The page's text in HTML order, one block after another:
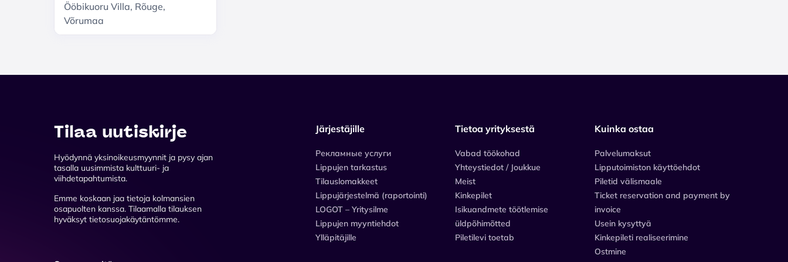
akustiline kontsert
''Käime katuseid mööda''
Ööbikuoru Villa, Rõuge,
Võrumaa
Tilaa uutiskirje
Hyödynnä yksinoikeusmyynnit ja pysy ajan
tasalla uusimmista kulttuuri- ja
viihdetapahtumista.
Emme koskaan jaa tietoja kolmansien
osapuolten kanssa. Tilaamalla tilauksen
hyväksyt tietosuojakäytäntömme.
Järjestäjille
Рекламные услуги
Lippujen tarkastus
Tilauslomakkeet
Lippujärjestelmä (raportointi)
LOGOT – Yritysilme
Lippujen myyntiehdot
Ylläpitäjille
Tietoa yrityksestä
Vabad töökohad
Yhteystiedot / Joukkue
Meist
Kinkepilet
Isikuandmete töötlemise
üldpõhimõtted
Piletilevi toetab
Kuinka ostaa
Palvelumaksut
Lipputoimiston käyttöehdot
Piletid välismaale
Ticket reservation and payment by
invoice
Usein kysyttyä
Kinkepileti realiseerimine
Ostmine